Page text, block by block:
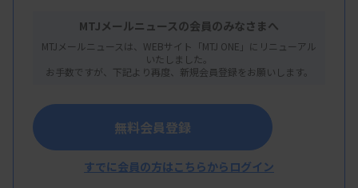
概 要
・1：赤血球形態トレーニング
～尿沈渣赤血球見極めのコツ教えます～
木村由氏（公立つるぎ病院）
MTJメールニュースの会員のみなさまへ
MTJメールニュースは、WEBサイト「MTJ ONE」にリニューアル
いたしました。
お手数ですが、下記より再度、新規会員登録をお願いします。
無料会員登録
すでに会員の方はこちらからログイン